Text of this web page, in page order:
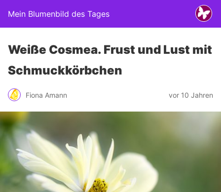
Mein Blumenbild des Tages
Weiße Cosmea. Frust und Lust mit
Schmuckkörbchen
Fiona Amann vor 10 Jahren